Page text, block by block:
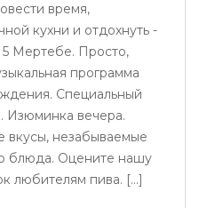
время,
кухни и отдохнуть -
Мертебе. Просто,
программа
Специальный
Изюминка вечера.
вкусы, незабываемые
блюда. Оцените нашу
любителям пива. [...]